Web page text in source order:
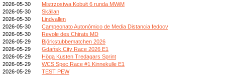
2026-05-30
Mistrzostwa Kobułt 6 runda MWiM
2026-05-30
Skällan
2026-05-30
Lindvallen
2026-05-30
Campeonato Autonómico de Media Distancia fedocv
2026-05-30
Revole des Chirats MD
2026-05-29
Björkstubbematchen 2026
2026-05-29
Gdańsk City Race 2026 E1
2026-05-29
Höga Kusten Tredagars Sprint
2026-05-29
WCS Spec Race #1 Kinnekulle E1
2026-05-29
TEST PEW